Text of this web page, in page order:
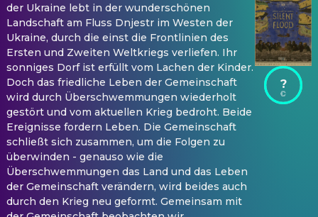
der Ukraine lebt in der wunderschönen
Landschaft am Fluss Dnjestr im Westen der
Ukraine, durch die einst die Frontlinien des
Ersten und Zweiten Weltkriegs verliefen. Ihr
sonniges Dorf ist erfüllt vom Lachen der Kinder.
Doch das friedliche Leben der Gemeinschaft
wird durch Überschwemmungen wiederholt
gestört und vom aktuellen Krieg bedroht. Beide
Ereignisse fordern Leben. Die Gemeinschaft
schließt sich zusammen, um die Folgen zu
überwinden - genauso wie die
Überschwemmungen das Land und das Leben
der Gemeinschaft verändern, wird beides auch
durch den Krieg neu geformt. Gemeinsam mit
?